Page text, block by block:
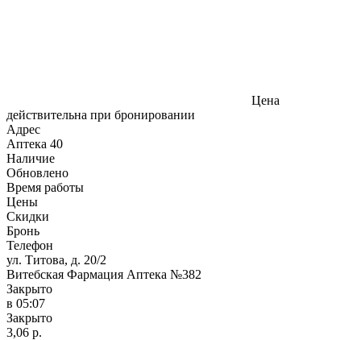
Цена
действительна при бронировании
Адрес
Аптека 40
Наличие
Обновлено
Время работы
Цены
Скидки
Бронь
Телефон
ул. Титова, д. 20/2
Витебская Фармация Аптека №382
Закрыто
в 05:07
Закрыто
3,06 р.